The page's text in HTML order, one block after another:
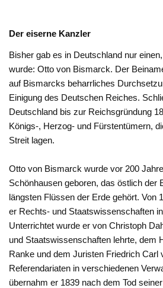
Der eiserne Kanzler
Bisher gab es in Deutschland nur
wurde: Otto von Bismarck. Der
auf Bismarcks beharrliches
Einigung des Deutschen Reiches.
Deutschland bis zur Reichsgründung
Königs-, Herzog- und Fürstentümern,
Streit lagen.
Otto von Bismarck wurde vor 200
Schönhausen geboren, das östlich der
längsten Flüssen der Erde gehört. Von
er Rechts- und Staatswissenschaften
Unterrichtet wurde er von Christoph
und Staatswissenschaften lehrte, dem
Ranke und dem Juristen Friedrich Carl
Referendariaten in verschiedenen
übernahm er 1839 nach dem Tod